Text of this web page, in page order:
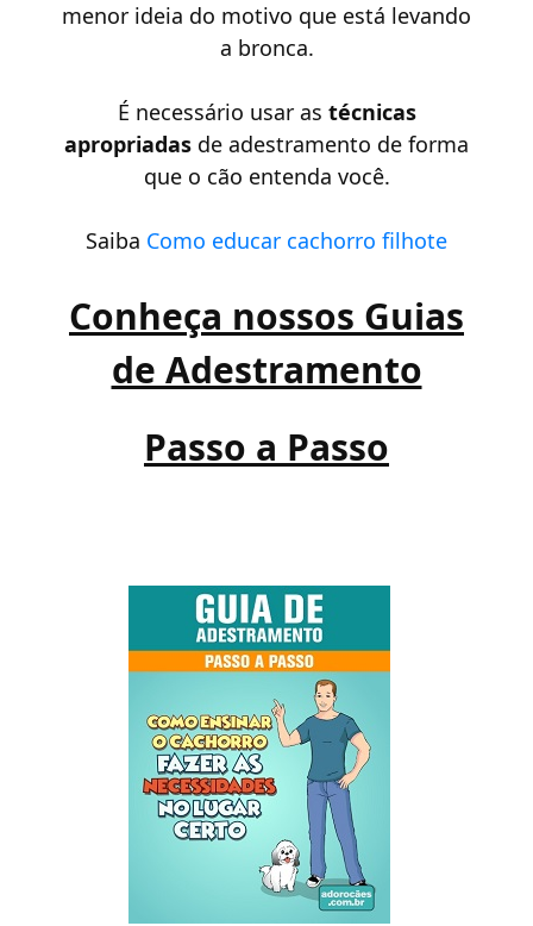
menor ideia do motivo que está levando
a bronca.
É necessário usar as técnicas
apropriadas de adestramento de forma
que o cão entenda você.
Saiba Como educar cachorro filhote
Conheça nossos Guias
de Adestramento
Passo a Passo